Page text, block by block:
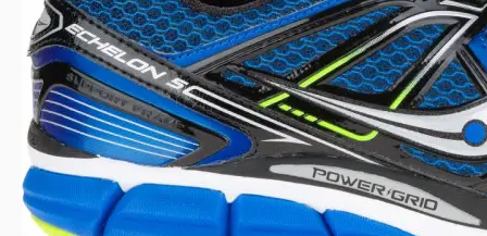
ניהול מוניטין
צור קשר